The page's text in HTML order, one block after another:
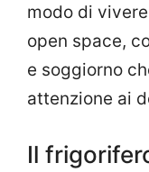
modo di
open space,
e soggiorno
attenzione ai
Il